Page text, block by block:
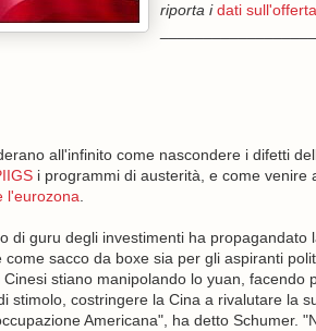
riporta i dati
all'infinito come nascondere i difetti
i programmi di austerità, e come venire
l'eurozona
di guru degli investimenti ha
sacco da boxe sia per gli aspiranti
stiano manipolando lo yuan, facendo
stimolo, costringere la Cina a rivalutare la
Americana", ha detto Schumer.